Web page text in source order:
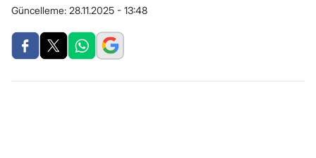
Güncelleme: 28.11.2025 - 13:48